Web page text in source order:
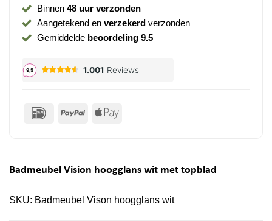
Binnen 48 uur verzonden
Aangetekend en verzekerdverzonden
Gemiddelde beoordeling 9.5
IDeal PayPal Apple
Badmeubel Vision hoogglans wit met topblad
SKU: Badmeubel Vison hoogglans wit